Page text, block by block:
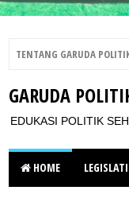
TENTANG GARUDA
GARUDA
EDUKASI POLITIK
HOME